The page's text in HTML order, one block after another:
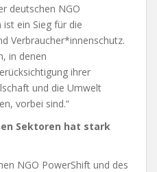
deutschen NGO
ist ein Sieg für die
Verbraucher*innenschutz.
in denen
ihrer
und die Umwelt
vorbei sind.“
Sektoren hat stark
NGO PowerShift und des